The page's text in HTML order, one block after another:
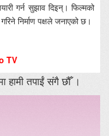
गर्न सुझाव दिइन्। फिल्मको
निर्माण पक्षले जनाएको छ।
TV
हामी तपाईं संगै छौँ ।